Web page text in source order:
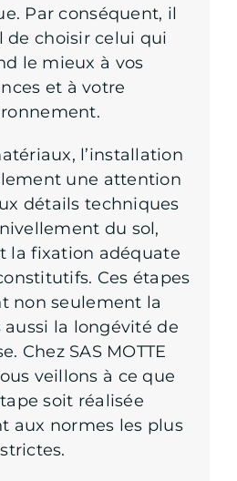
Par conséquent, il
de choisir celui qui
le mieux à vos
et à votre
l’installation
une attention
détails techniques
du sol,
la fixation adéquate
Ces étapes
non seulement la
la longévité de
Chez SAS MOTTE
veillons à ce que
soit réalisée
aux normes les plus
strictes.